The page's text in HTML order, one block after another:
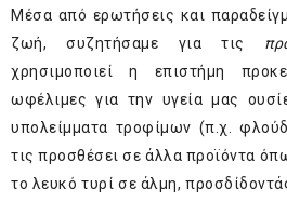
Μέσα από ερωτήσεις και
ζωή, συζητήσαμε για τις
χρησιμοποιεί η επιστήμη
ωφέλιμες για την υγεία μας
υπολείμματα τροφίμων (π.χ.
τις προσθέσει σε άλλα προϊόντα
το λευκό τυρί σε άλμη,